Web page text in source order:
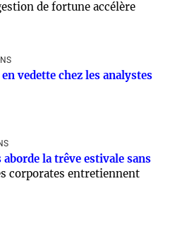
de fortune accélère
vedette chez les analystes
la trêve estivale sans
corporates entretiennent